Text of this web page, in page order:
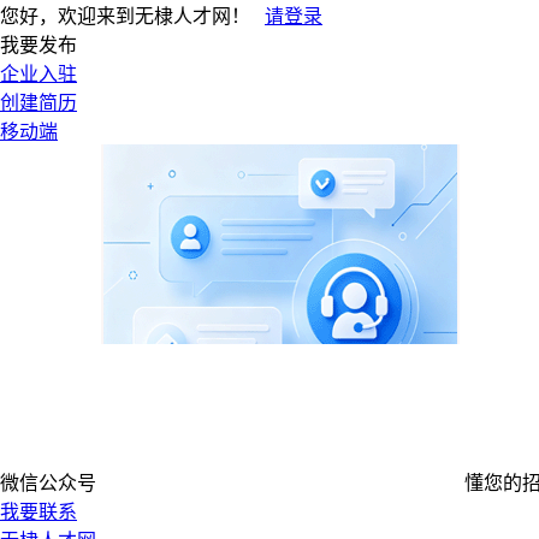
您好，欢迎来到无棣人才网！
请登录
我要发布
企业入驻
创建简历
移动端
微信公众号
懂您的
我要联系